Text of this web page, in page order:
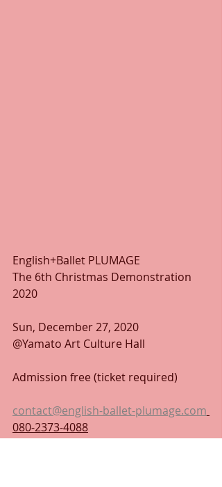
English+Ballet PLUMAGE
The 6th Christmas Demonstration
2020
Sun, December 27, 2020
@Yamato Art Culture Hall
Admission free (ticket required)
contact@english-ballet-plumage.com
080-2373-4088